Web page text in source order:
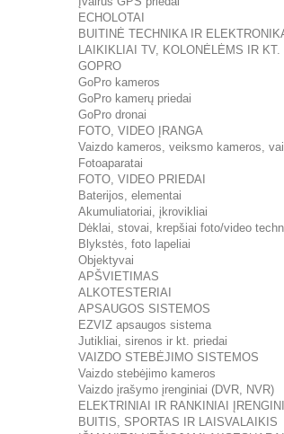
ECHOLOTAI
BUITINĖ TECHNIKA IR
LAIKIKLIAI TV, KOLONĖLĖMS IR KT.
GOPRO
GoPro kameros
GoPro kamerų priedai
GoPro dronai
FOTO, VIDEO ĮRANGA
Vaizdo kameros, veiksmo kameros,
Fotoaparatai
FOTO, VIDEO PRIEDAI
Baterijos, elementai
Akumuliatoriai, įkrovikliai
Dėklai, stovai, krepšiai foto/video
Blykstės, foto lapeliai
Objektyvai
APŠVIETIMAS
ALKOTESTERIAI
APSAUGOS SISTEMOS
EZVIZ apsaugos sistema
Jutikliai, sirenos ir kt. priedai
VAIZDO STEBĖJIMO SISTEMOS
Vaizdo stebėjimo kameros
Vaizdo įrašymo įrenginiai (DVR, NVR)
ELEKTRINIAI IR RANKINIAI
BUITIS, SPORTAS IR LAISVALAIKIS